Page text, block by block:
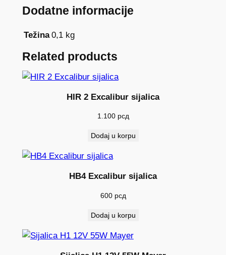
s
a
S
t
d
1
Dodatne informacije
Težina 0,1 kg
Related products
HIR 2 Excalibur sijalica
1.100 рсд
Dodaj u korpu
HB4 Excalibur sijalica
600 рсд
Dodaj u korpu